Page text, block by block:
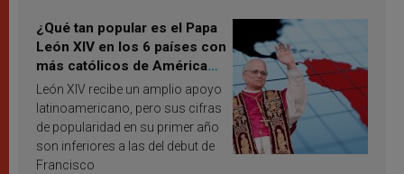
¿Qué tan popular es el Papa
León XIV en los 6 países con
más católicos de América
Latina en 2026? Publican
resultados de investigación
León XIV recibe un amplio apoyo
latinoamericano, pero sus cifras
de popularidad en su primer año
son inferiores a las del debut de
Francisco